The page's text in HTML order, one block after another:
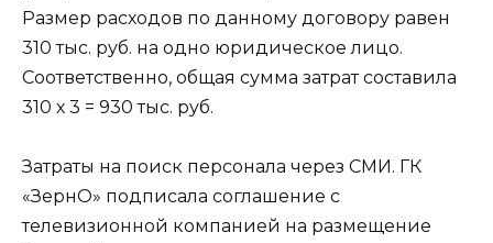
Размер расходов по данному договору равен
310 тыс. руб. на одно юридическое лицо.
Соответственно, общая сумма затрат составила
310 х 3 = 930 тыс. руб.
Затраты на поиск персонала через СМИ. ГК
«ЗернО» подписала соглашение с
телевизионной компанией на размещение